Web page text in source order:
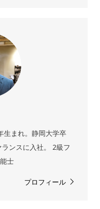
生まれ。静岡大学卒
ンスに入社。 2級フ
士
プロフィール